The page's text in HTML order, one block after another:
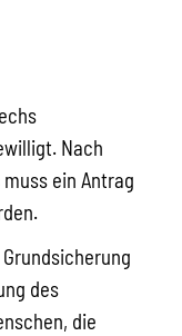
Nach
ein Antrag
des
die